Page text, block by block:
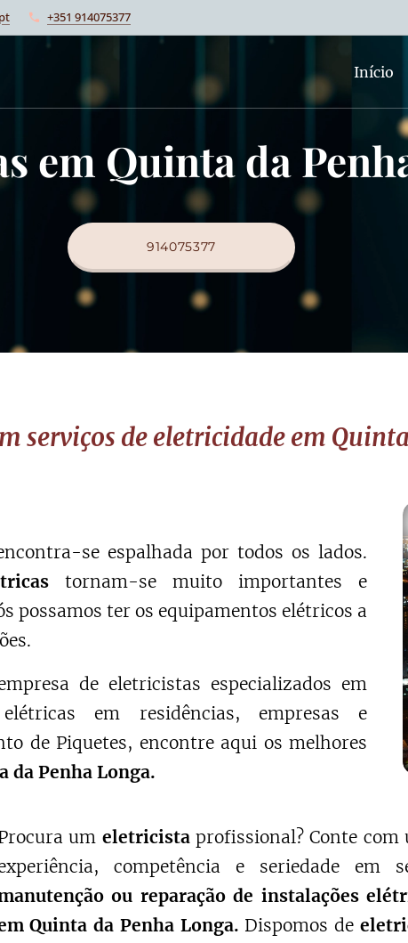
+351 914075377
Início
em Quinta da
914075377
serviços de eletricidade em
se espalhada por todos os lados.
tornam-se muito importantes e
possamos ter os equipamentos elétricos a
de eletricistas especializados em
em residências, empresas e
de Piquetes, encontre aqui os melhores
da Penha Longa.
um eletricista profissional? Conte com
competência e seriedade em
ou reparação de instalações
Quinta da Penha Longa. Dispomos de